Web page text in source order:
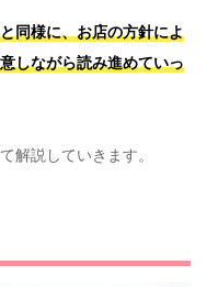
同様に、お店の方針によ
しながら読み進めていっ
解説していきます。